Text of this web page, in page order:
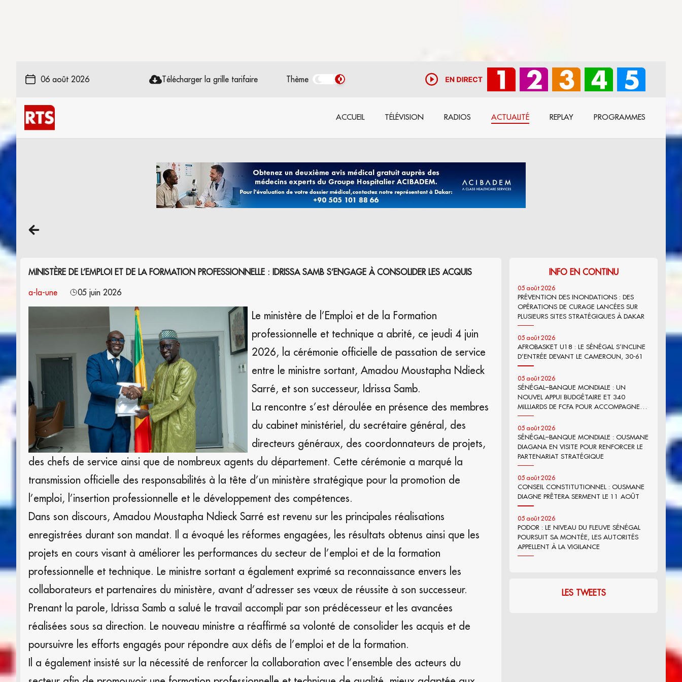
06 août 2026 Télécharger la grille tarifaire Thème
ACCUEIL TÉLÉVISION RADIOS ACTUALITÉ REPLAY PROGRAMMES
MINISTÈRE DE L’EMPLOI ET DE LA FORMATION PROFESSIONNELLE : IDRISSA SAMB S’ENGAGE À CONSOLIDER LES ACQUIS
a-la-une
05 juin 2026
Le ministère de l’Emploi et de la Formation
professionnelle et technique a abrité, ce jeudi 4 juin
2026, la cérémonie officielle de passation de service
entre le ministre sortant, Amadou Moustapha Ndieck
Sarré, et son successeur, Idrissa Samb.
La rencontre s’est déroulée en présence des membres
du cabinet ministériel, du secrétaire général, des
directeurs généraux, des coordonnateurs de projets,
des chefs de service ainsi que de nombreux agents du département. Cette cérémonie a marqué la
transmission officielle des responsabilités à la tête d’un ministère stratégique pour la promotion de
l’emploi, l’insertion professionnelle et le développement des compétences.
Dans son discours, Amadou Moustapha Ndieck Sarré est revenu sur les principales réalisations
enregistrées durant son mandat. Il a évoqué les réformes engagées, les résultats obtenus ainsi que les
projets en cours visant à améliorer les performances du secteur de l’emploi et de la formation
professionnelle et technique. Le ministre sortant a également exprimé sa reconnaissance envers les
collaborateurs et partenaires du ministère, avant d’adresser ses vœux de réussite à son successeur.
Prenant la parole, Idrissa Samb a salué le travail accompli par son prédécesseur et les avancées
réalisées sous sa direction. Le nouveau ministre a réaffirmé sa volonté de consolider les acquis et de
poursuivre les efforts engagés pour répondre aux défis de l’emploi et de la formation.
Il a également insisté sur la nécessité de renforcer la collaboration avec l’ensemble des acteurs du
INFO EN CONTINU
05 août 2026
PRÉVENTION DES INONDATIONS : DES
OPÉRATIONS DE CURAGE LANCÉES SUR
PLUSIEURS SITES STRATÉGIQUES À DAKAR
05 août 2026
AFROBASKET U18 : LE SÉNÉGAL S’INCLINE
D’ENTRÉE DEVANT LE CAMEROUN, 30-61
05 août 2026
SÉNÉGAL–BANQUE MONDIALE : UN
NOUVEL APPUI BUDGÉTAIRE ET 340
MILLIARDS DE FCFA POUR ACCOMPAGNER
LES RÉFORMES
05 août 2026
SÉNÉGAL–BANQUE MONDIALE : OUSMANE
DIAGANA EN VISITE POUR RENFORCER LE
PARTENARIAT STRATÉGIQUE
05 août 2026
CONSEIL CONSTITUTIONNEL : OUSMANE
DIAGNE PRÊTERA SERMENT LE 11 AOÛT
05 août 2026
PODOR : LE NIVEAU DU FLEUVE SÉNÉGAL
POURSUIT SA MONTÉE, LES AUTORITÉS
APPELLENT À LA VIGILANCE
LES TWEETS